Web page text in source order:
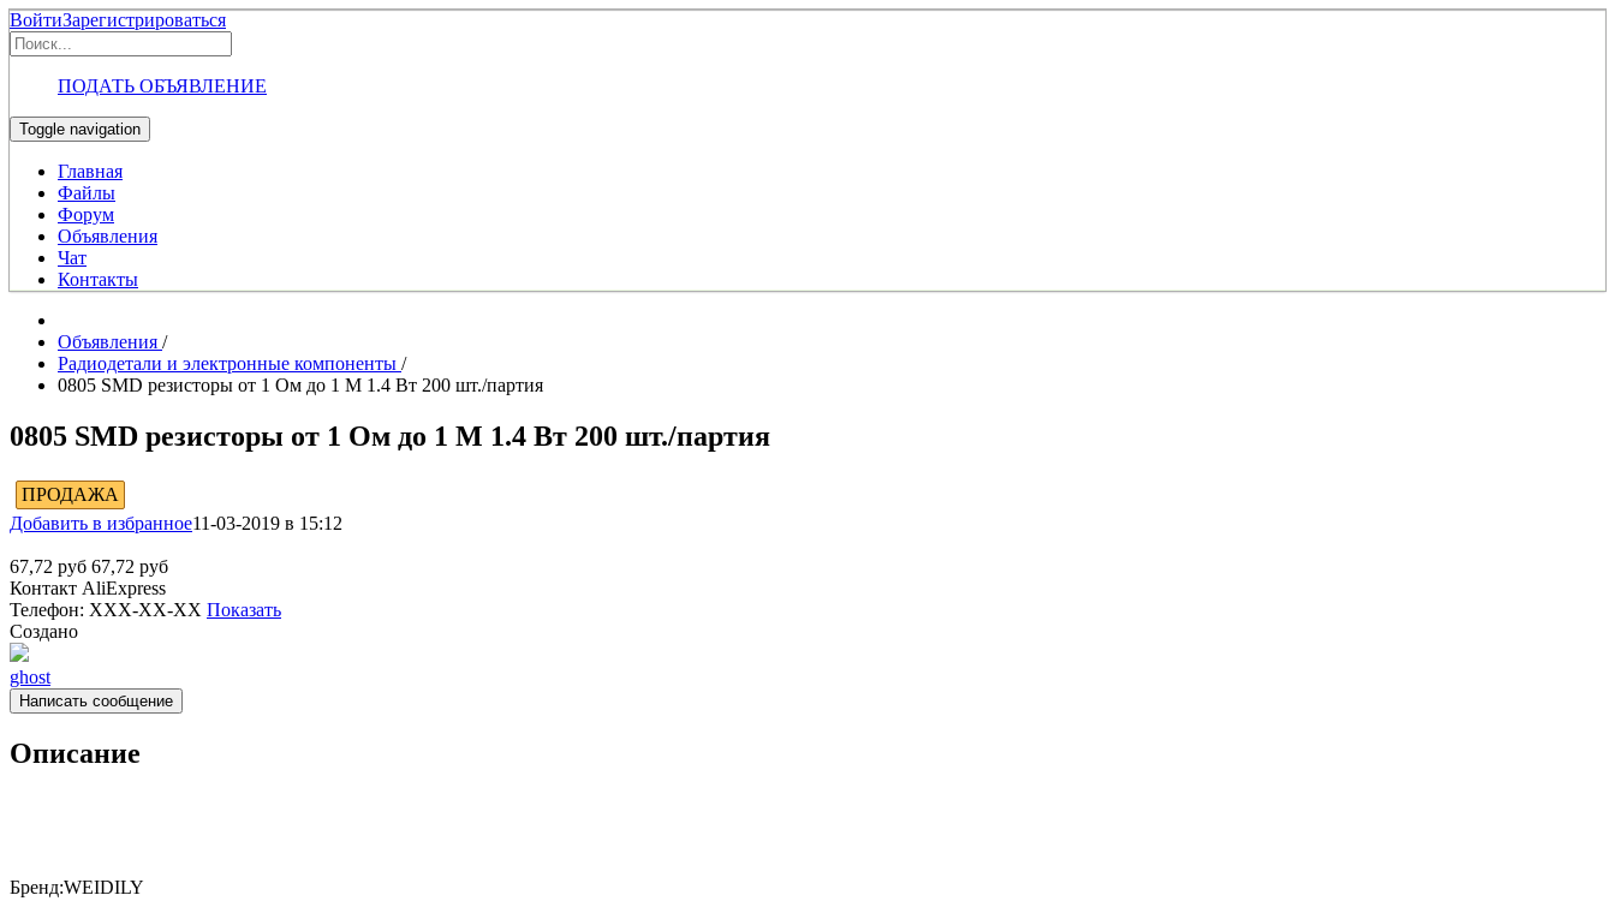
ВойтиЗарегистрироваться
ПОДАТЬ ОБЪЯВЛЕНИЕ
Toggle navigation
Главная
Файлы
Форум
Объявления
Чат
Контакты
Объявления /
Радиодетали и электронные компоненты /
0805 SMD резисторы от 1 Ом до 1 М 1.4 Вт 200 шт./партия
0805 SMD резисторы от 1 Ом до 1 М 1.4 Вт 200 шт./партия
ПРОДАЖА
Добавить в избранное11-03-2019 в 15:12
67,72 руб 67,72 руб
Контакт AliExpress
Телефон: XXX-XX-XX Показать
Создано
ghost
Написать сообщение
Описание
Бренд:WEIDILY